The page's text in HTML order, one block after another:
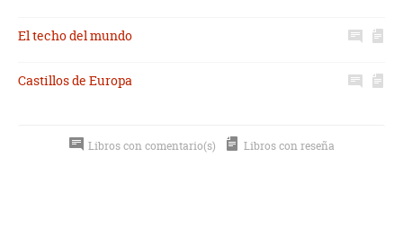
El techo del mundo
Castillos de Europa
Libros con comentario(s) Libros con reseña